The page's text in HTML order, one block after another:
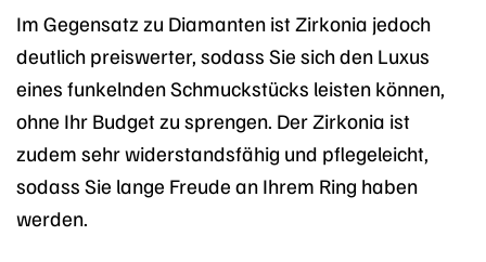
Im Gegensatz zu Diamanten ist Zirkonia jedoch
deutlich preiswerter, sodass Sie sich den Luxus
eines funkelnden Schmuckstücks leisten können,
ohne Ihr Budget zu sprengen. Der Zirkonia ist
zudem sehr widerstandsfähig und pflegeleicht,
sodass Sie lange Freude an Ihrem Ring haben
werden.